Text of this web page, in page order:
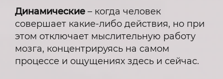
Динамические – когда человек
совершает какие-либо действия, но при
этом отключает мыслительную работу
мозга, концентрируясь на самом
процессе и ощущениях здесь и сейчас.